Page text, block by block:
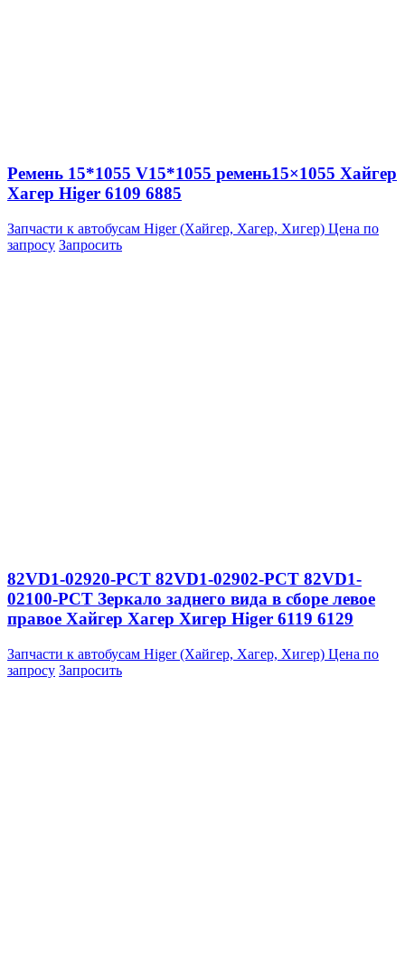
Ремень 15*1055 V15*1055 ремень15×1055 Хайгер
Хагер Higer 6109 6885
Запчасти к автобусам Higer (Хайгер, Хагер, Хигер) Цена по
запросу Запросить
82VD1-02920-PCT 82VD1-02902-PCT 82VD1-
02100-PCT Зеркало заднего вида в сборе левое
правое Хайгер Хагер Хигер Higer 6119 6129
Запчасти к автобусам Higer (Хайгер, Хагер, Хигер) Цена по
запросу Запросить